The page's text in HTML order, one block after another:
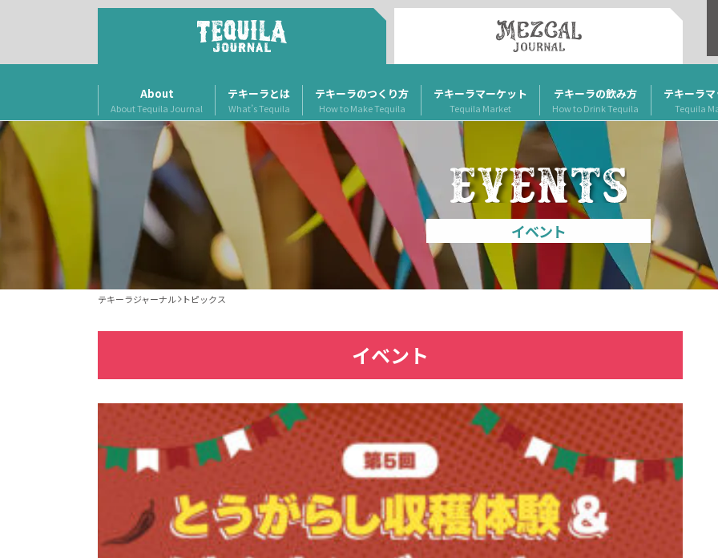
About
About Tequila Journal
テキーラとは
What’s Tequila
テキーラのつくり方
How to Make Tequila
テキーラマーケット
Tequila Market
テキーラの飲み方
How to Drink Tequila
テキーラ
Tequila
イベント
テキーラジャーナル トピックス
イベント